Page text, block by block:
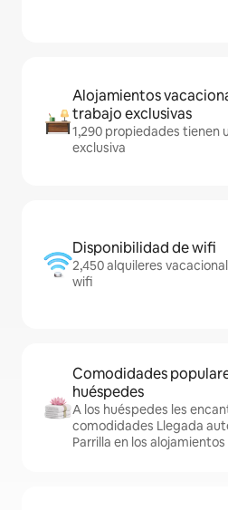
Alojamientos
trabajo exclusivas
1,290 propiedades tienen
exclusiva
Disponibilidad de wifi
2,450 alquileres
wifi
Comodidades
huéspedes
A los huéspedes les
comodidades Llegada
Parrilla en los